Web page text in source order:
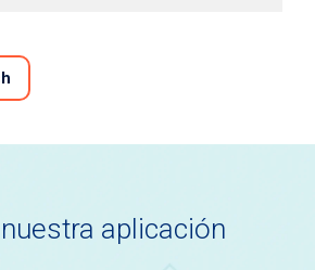
aplicación